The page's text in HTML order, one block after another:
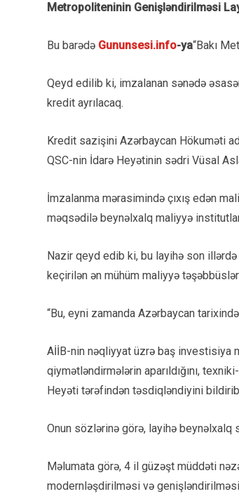
Metropoliteninin Genişləndirilməsi
Bu barədə Gununsesi.info-ya“Bakı
Qeyd edilib ki, imzalanan sənədə
kredit ayrılacaq.
Kredit sazişini Azərbaycan Hökuməti
QSC-nin İdarə Heyətinin sədri Vüsal
İmzalanma mərasimində çıxış edən
məqsədilə beynəlxalq maliyyə
Nazir qeyd edib ki, bu layihə son
keçirilən ən mühüm maliyyə
“Bu, eyni zamanda Azərbaycan
AİİB-nin nəqliyyat üzrə baş investisiya
qiymətləndirmələrin aparıldığını,
Heyəti tərəfindən təsdiqləndiyini
Onun sözlərinə görə, layihə beynəlxalq
Məlumata görə, 4 il güzəşt müddəti
modernləşdirilməsi və